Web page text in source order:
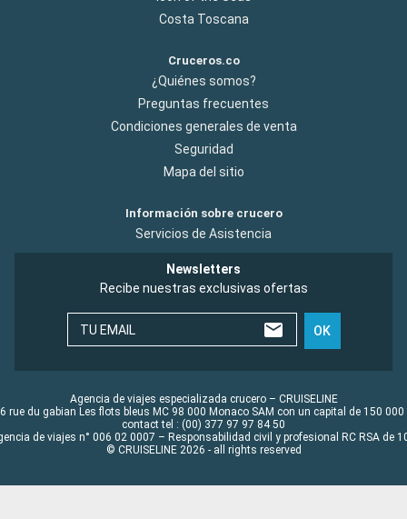
Costa Toscana
Cruceros.co
¿Quiénes somos?
Preguntas frecuentes
Condiciones generales de venta
Seguridad
Mapa del sitio
Información sobre crucero
Servicios de Asistencia
Newsletters
Recibe nuestras exclusivas ofertas
TU EMAIL OK
Agencia de viajes especializada crucero – CRUISELINE
rue du gabian Les flots bleus MC 98 000 Monaco SAM con un capital de 150 000
contact tel : (00) 377 97 97 84 50
de viajes n° 006 02 0007 – Responsabilidad civil y profesional RC RSA de
© CRUISELINE 2026 - all rights reserved